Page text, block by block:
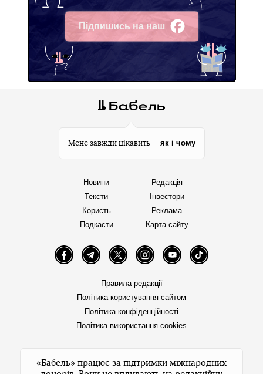
Підпишись на наш
Facebook
Мене завжди цікавить — як і чому
Новини
Тексти
Користь
Подкасти
Редакція
Інвестори
Реклама
Карта сайту
FacebookTelegramTwitter InstagramYouTube TikTok
Правила редакції
Політика користування сайтом
Політика конфіденційності
Політика використання cookies
«Бабель» працює за підтримки міжнародних